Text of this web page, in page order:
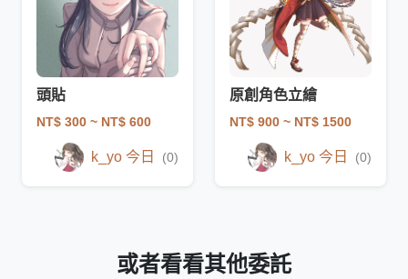
頭貼
NT$ 300 ~ NT$ 600
k_yo 今日 (0)
原創角色立繪
NT$ 900 ~ NT$ 1500
k_yo 今日 (0)
或者看看其他委託